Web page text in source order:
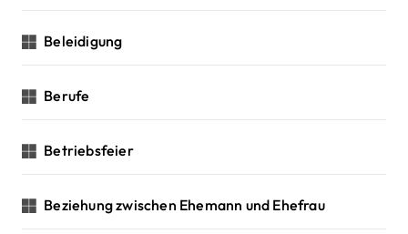
Beleidigung
Berufe
Betriebsfeier
Beziehung zwischen Ehemann und Ehefrau